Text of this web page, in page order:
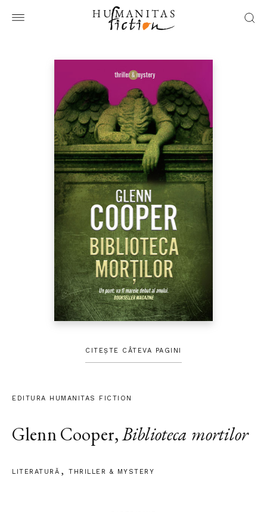
CITEȘTE CÂTEVA PAGINI
EDITURA HUMANITAS FICTION
Glenn Cooper,Biblioteca mortilor
LITERATURĂ THRILLER & MYSTERY